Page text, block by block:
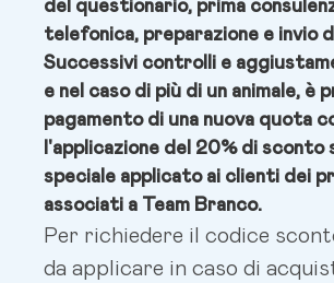
del questionario, prima
telefonica, preparazione e invio
Successivi controlli e
e nel caso di più di un animale, è
pagamento di una nuova quota
l'applicazione del 20% di sconto
speciale applicato ai clienti dei
associati a Team Branco.
Per richiedere il codice
da applicare in caso di